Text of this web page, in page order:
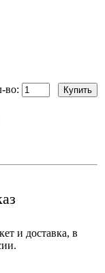
во:
и доставка, в